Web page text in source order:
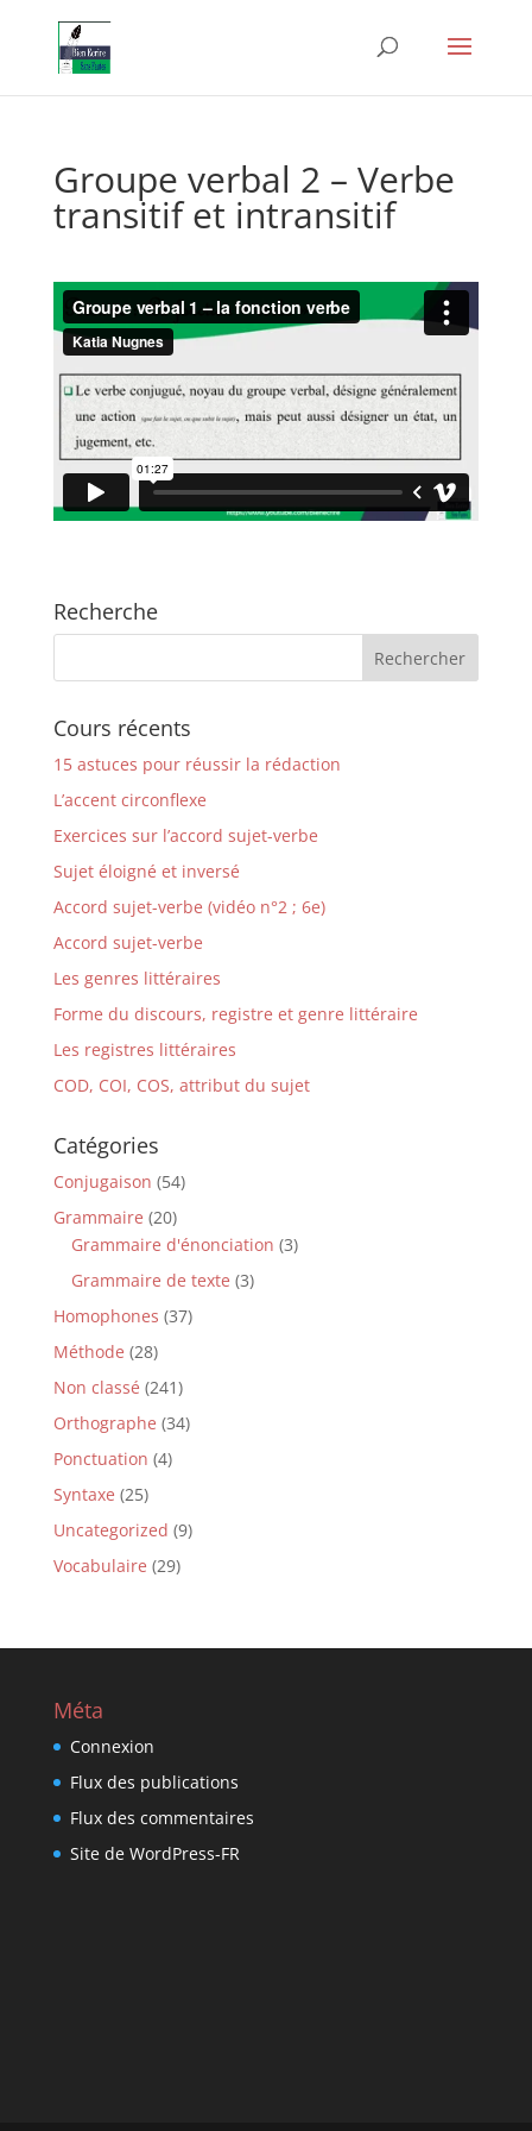
Groupe verbal 2 – Verbe
transitif et intransitif
Recherche
Cours récents
15 astuces pour réussir la rédaction
L’accent circonflexe
Exercices sur l’accord sujet-verbe
Sujet éloigné et inversé
Accord sujet-verbe (vidéo n°2 ; 6e)
Accord sujet-verbe
Les genres littéraires
Forme du discours, registre et genre littéraire
Les registres littéraires
COD, COI, COS, attribut du sujet
Catégories
Conjugaison (54)
Grammaire (20)
Grammaire d'énonciation (3)
Grammaire de texte (3)
Homophones (37)
Méthode (28)
Non classé (241)
Orthographe (34)
Ponctuation (4)
Syntaxe (25)
Uncategorized (9)
Vocabulaire (29)
Méta
Connexion
Flux des publications
Flux des commentaires
Site de WordPress-FR